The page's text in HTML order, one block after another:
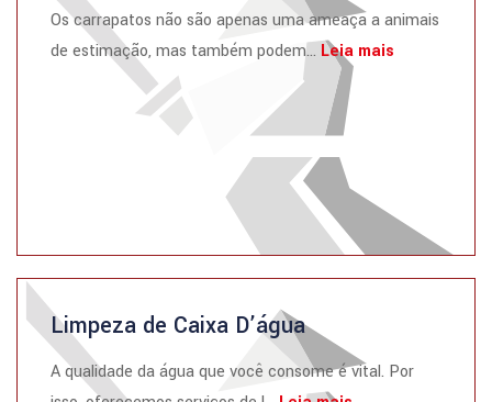
Os carrapatos não são apenas uma ameaça a animais
de estimação, mas também podem... Leia mais
Limpeza de Caixa D’água
A qualidade da água que você consome é vital. Por